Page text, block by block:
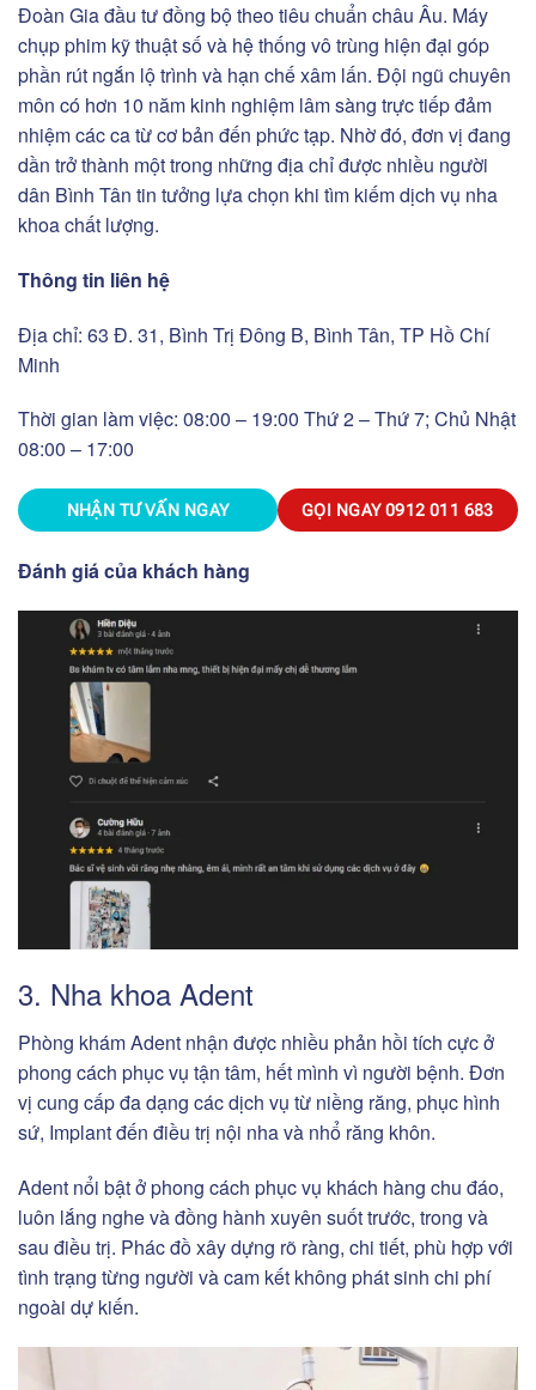
Đoàn Gia đầu tư đồng bộ theo tiêu chuẩn châu Âu. Máy
chụp phim kỹ thuật số và hệ thống vô trùng hiện đại góp
phần rút ngắn lộ trình và hạn chế xâm lấn. Đội ngũ chuyên
môn có hơn 10 năm kinh nghiệm lâm sàng trực tiếp đảm
nhiệm các ca từ cơ bản đến phức tạp. Nhờ đó, đơn vị đang
dần trở thành một trong những địa chỉ được nhiều người
dân Bình Tân tin tưởng lựa chọn khi tìm kiếm dịch vụ nha
khoa chất lượng.
Thông tin liên hệ
Địa chỉ: 63 Đ. 31, Bình Trị Đông B, Bình Tân, TP Hồ Chí
Minh
Thời gian làm việc: 08:00 – 19:00 Thứ 2 – Thứ 7; Chủ Nhật
08:00 – 17:00
NHẬN TƯ VẤN NGAY GỌI NGAY0912 011 683
Đánh giá của khách hàng
3. Nha khoa Adent
Phòng khám Adent nhận được nhiều phản hồi tích cực ở
phong cách phục vụ tận tâm, hết mình vì người bệnh. Đơn
vị cung cấp đa dạng các dịch vụ từ niềng răng, phục hình
sứ, Implant đến điều trị nội nha và nhổ răng khôn.
Adent nổi bật ở phong cách phục vụ khách hàng chu đáo,
luôn lắng nghe và đồng hành xuyên suốt trước, trong và
sau điều trị. Phác đồ xây dựng rõ ràng, chi tiết, phù hợp với
tình trạng từng người và cam kết không phát sinh chi phí
ngoài dự kiến.